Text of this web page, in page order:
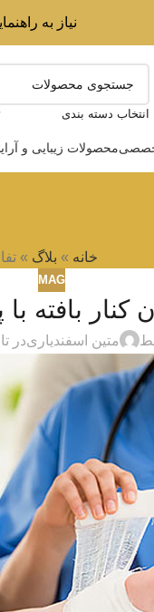
نیاز به
انتخاب دسته بندی
محصولات زیبایی و
خانه » بلاگ »
MAG
کنار بافته
متین اسفندیاریدر تاریخ